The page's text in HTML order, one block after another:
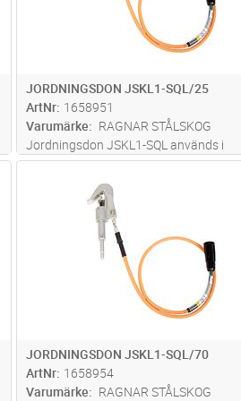
JORDNINGSDON JSKL1-SQL/25
ArtNr 1658951
Varumärke
RAGNAR STÅLSKOG
Jordningsdon JSKL1-SQL används i
kombination med linjejordningsdon
SQL. Max Märkström 5,7 kA/1s,
längd(er): 1,5 meter, Cu-tillägg
ST
JORDNINGSDON JSKL1-SQL/70
ArtNr 1658954
Varumärke
RAGNAR STÅLSKOG